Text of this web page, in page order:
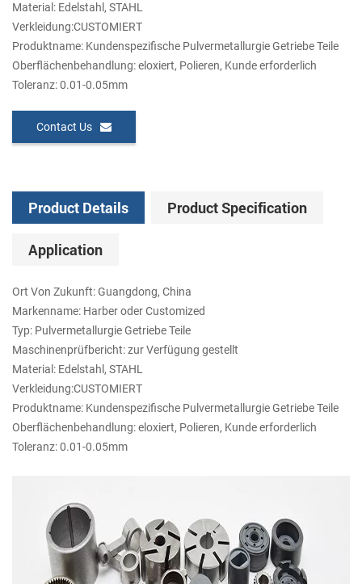
Material: Edelstahl, STAHL
Verkleidung:CUSTOMIERT
Produktname: Kundenspezifische Pulvermetallurgie Getriebe Teile
Oberflächenbehandlung: eloxiert, Polieren, Kunde erforderlich
Toleranz: 0.01-0.05mm
Contact Us
Product Details Product Specification
Application
Ort Von Zukunft: Guangdong, China
Markenname: Harber oder Customized
Typ: Pulvermetallurgie Getriebe Teile
Maschinenprüfbericht: zur Verfügung gestellt
Material: Edelstahl, STAHL
Verkleidung:CUSTOMIERT
Produktname: Kundenspezifische Pulvermetallurgie Getriebe Teile
Oberflächenbehandlung: eloxiert, Polieren, Kunde erforderlich
Toleranz: 0.01-0.05mm